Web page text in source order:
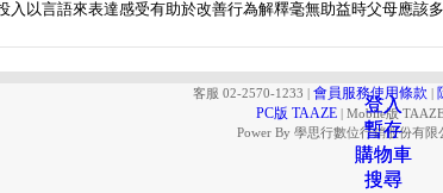
登入
暫存
購物車
搜尋
以言語來表達感受有助於改善行為解釋毫無助益時父母應
登入
暫存
購物車
搜尋
客服 02-2570-1233 會員服務使用條款
PC版 TAAZE
Mobile版 TAAZE
Power By 學思行數位行銷股份有限